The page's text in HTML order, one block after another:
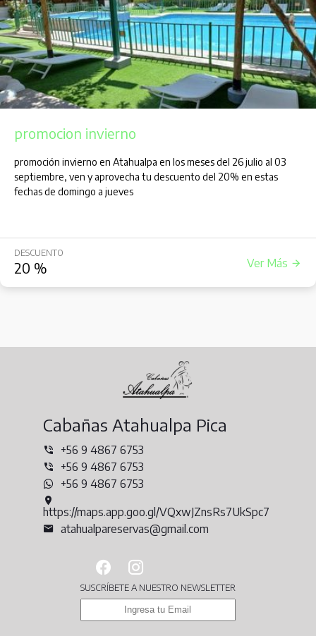
promocion invierno
promoción invierno en Atahualpa en los meses del 26 julio al 03
septiembre, ven y aprovecha tu descuento del 20% en estas
fechas de domingo a jueves
DESCUENTO
20 % Ver Más
Cabañas Atahualpa Pica
+56 9 4867 6753
+56 9 4867 6753
+56 9 4867 6753
https://maps.app.goo.gl/VQxwJZnsRs7UkSpc7
atahualpareservas@gmail.com
SUSCRÍBETE A NUESTRO NEWSLETTER